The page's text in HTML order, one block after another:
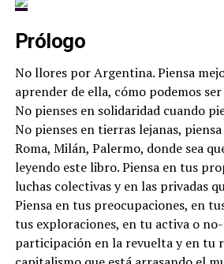
Prólogo
No llores por Argentina. Piensa
aprender de ella, cómo podemos
No pienses en solidaridad cuando
No pienses en tierras lejanas,
Roma, Milán, Palermo, donde sea
leyendo este libro. Piensa en tus
luchas colectivas y en las privadas
Piensa en tus preocupaciones, en
tus exploraciones, en tu activa o
participación en la revuelta y en tu